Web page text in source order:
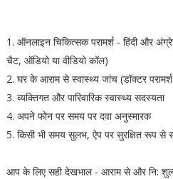
1. ऑनलाइन चिकित्सक परामर्श - हिंदी और
चैट, ऑडियो या वीडियो कॉल)
2. घर के आराम से स्वास्थ्य जांच (डॉक्टर
3. व्यक्तिगत और पारिवारिक स्वास्थ्य सदस्यता
4. अपने फोन पर समय पर दवा अनुस्मारक
5. किसी भी समय सुलभ, ऐप पर सुरक्षित रूप से
आप के लिए सही देखभाल - आराम से और नि: